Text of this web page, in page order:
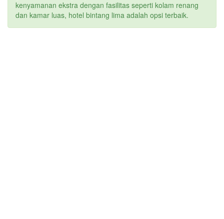
kenyamanan ekstra dengan fasilitas seperti kolam renang
dan kamar luas, hotel bintang lima adalah opsi terbaik.